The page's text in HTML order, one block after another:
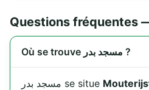
Où se trouve مسجد بدر ?
مسجد بدر se situe